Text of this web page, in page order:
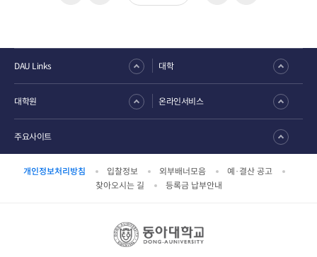
개인정보처리방침 입찰정보 외부배너모음
예·결산 공고
찾아오시는 길
등록금 납부안내
DAU Links 대학
대학원 온라인서비스
주요사이트